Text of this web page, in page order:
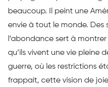
beaucoup. Il peint une
envie à tout le monde. Des
l’abondance sert à
qu’ils vivent une vie pleine
guerre, où les restrictions
frappait, cette vision de